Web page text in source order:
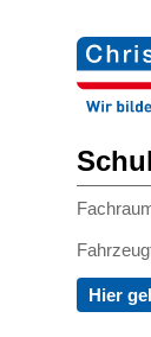
Hier